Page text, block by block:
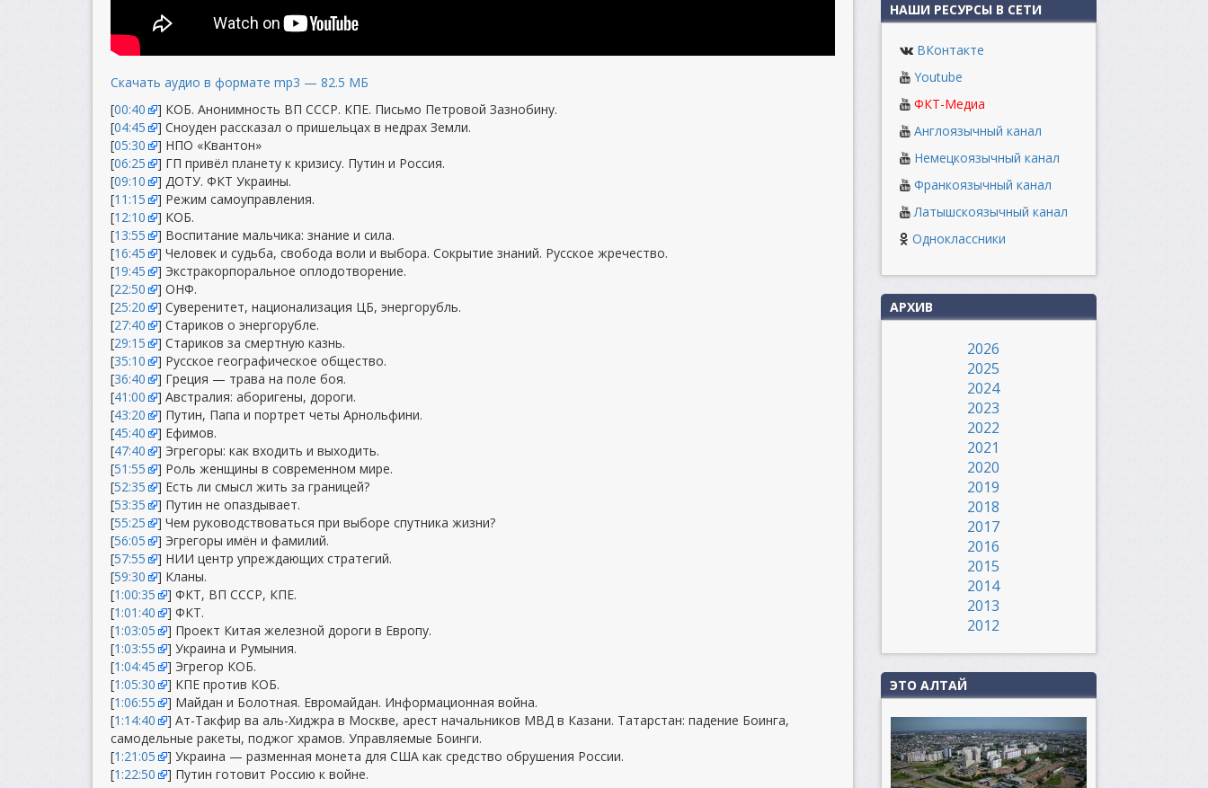
Скачать аудио в формате mp3 — 82.5 МБ
[00:40
] КОБ. Анонимность ВП СССР. КПЕ. Письмо Петровой Зазнобину.
[04:45
] Сноуден рассказал о пришельцах в недрах Земли.
[05:30
] НПО «Квантон»
[06:25
] ГП привёл планету к кризису. Путин и Россия.
[09:10
] ДОТУ. ФКТ Украины.
[11:15
] Режим самоуправления.
[12:10
] КОБ.
[13:55
] Воспитание мальчика: знание и сила.
[16:45
] Человек и судьба, свобода воли и выбора. Сокрытие знаний. Русское жречество.
[19:45
] Экстракорпоральное оплодотворение.
[22:50
] ОНФ.
[25:20
] Суверенитет, национализация ЦБ, энергорубль.
[27:40
] Стариков о энергорубле.
[29:15
] Стариков за смертную казнь.
[35:10
] Русское географическое общество.
[36:40
] Греция — трава на поле боя.
[41:00
] Австралия: аборигены, дороги.
[43:20
] Путин, Папа и портрет четы Арнольфини.
[45:40
] Ефимов.
[47:40
] Эгрегоры: как входить и выходить.
[51:55
] Роль женщины в современном мире.
[52:35
] Есть ли смысл жить за границей?
[53:35
] Путин не опаздывает.
[55:25
] Чем руководствоваться при выборе спутника жизни?
[56:05
] Эгрегоры имён и фамилий.
[57:55
] НИИ центр упреждающих стратегий.
[59:30
] Кланы.
[1:00:35
] ФКТ, ВП СССР, КПЕ.
[1:01:40
] ФКТ.
[1:03:05
] Проект Китая железной дороги в Европу.
[1:03:55
] Украина и Румыния.
[1:04:45
] Эгрегор КОБ.
[1:05:30
] КПЕ против КОБ.
[1:06:55
] Майдан и Болотная. Евромайдан. Информационная война.
[1:14:40
] Ат-Такфир ва аль-Хиджра в Москве, арест начальников МВД в Казани. Татарстан: падение Боинга,
самодельные ракеты, поджог храмов. Управляемые Боинги.
[1:21:05
] Украина — разменная монета для США как средство обрушения России.
[1:22:50 ] Путин готовит Россию к войне.
НАШИ РЕСУРСЫ В СЕТИ
ВКонтакте
Youtube
ФКТ-Медиа
Англоязычный канал
Немецкоязычный канал
Франкоязычный канал
Латышскоязычный канал
Одноклассники
АРХИВ
2026
2025
2024
2023
2022
2021
2020
2019
2018
2017
2016
2015
2014
2013
2012
ЭТО АЛТАЙ